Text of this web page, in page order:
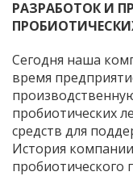
РАЗРАБОТОК И
Сегодня наша
время
пробиотических
средств для
История
пробиотического